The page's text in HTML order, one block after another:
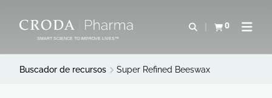
CONTENIDOSMART SCIENCE TO IMPROVE LIVES™
Abrir0
Ver carritoAbrir
Buscador de recursos Super Refined Beeswax